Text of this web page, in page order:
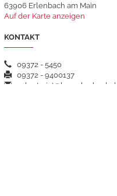
63906 Erlenbach am Main
Auf der Karte anzeigen
KONTAKT
09372 - 5450
09372 - 9400137
sekretariat@hsgerlenbach.de